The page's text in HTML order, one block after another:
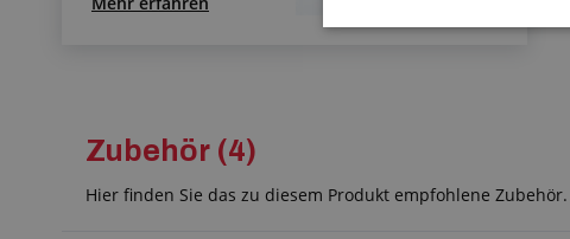
Zubehör (4)
Hier finden Sie das zu diesem Produkt empfohlene Zubehör.